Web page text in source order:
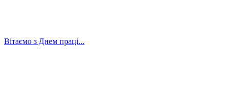
Вітаємо з Днем праці...